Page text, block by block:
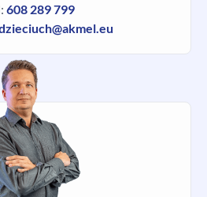
608 289 799